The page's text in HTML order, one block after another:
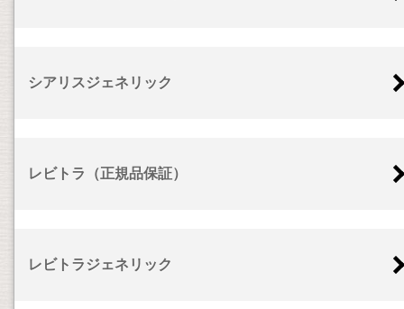
シアリスジェネリック
レビトラ（正規品保証）
レビトラジェネリック